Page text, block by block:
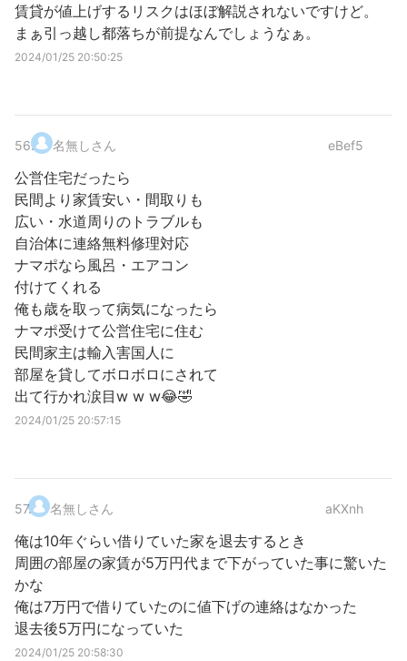
賃貸が値上げするリスクはほぼ解説されないですけど。
まぁ引っ越し都落ちが前提なんでしょうなぁ。
2024/01/25 20:50:25
56. 名無しさん eBef5
公営住宅だったら
民間より家賃安い・間取りも
広い・水道周りのトラブルも
自治体に連絡無料修理対応
ナマポなら風呂・エアコン
付けてくれる
俺も歳を取って病気になったら
ナマポ受けて公営住宅に住む
民間家主は輸入害国人に
部屋を貸してボロボロにされて
出て行かれ涙目w w w😂🤣
2024/01/25 20:57:15
57. 名無しさん aKXnh
俺は10年ぐらい借りていた家を退去するとき
周囲の部屋の家賃が5万円代まで下がっていた事に驚いた
かな
俺は7万円で借りていたのに値下げの連絡はなかった
退去後5万円になっていた
2024/01/25 20:58:30